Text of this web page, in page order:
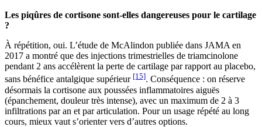
Les piqûres de cortisone sont-elles dangereuses pour le cartilage
?
À répétition, oui. L’étude de McAlindon publiée dans JAMA en
2017 a montré que des injections trimestrielles de triamcinolone
pendant 2 ans accélèrent la perte de cartilage par rapport au placebo,
sans bénéfice antalgique supérieur [15]. Conséquence : on réserve
désormais la cortisone aux poussées inflammatoires aiguës
(épanchement, douleur très intense), avec un maximum de 2 à 3
infiltrations par an et par articulation. Pour un usage répété au long
cours, mieux vaut s’orienter vers d’autres options.